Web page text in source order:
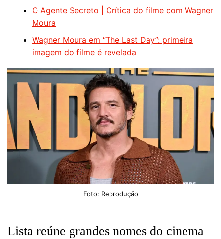
O Agente Secreto | Crítica do filme com Wagner
Moura
Wagner Moura em “The Last Day”: primeira
imagem do filme é revelada
Foto: Reprodução
Lista reúne grandes nomes do cinema